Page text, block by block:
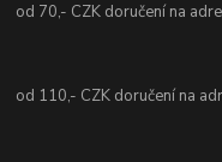
od 70,- CZK doručení na
od 110,- CZK doručení na